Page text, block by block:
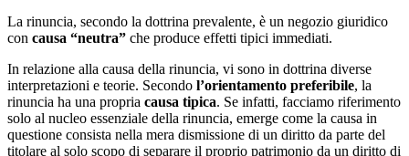
La rinuncia, secondo la dottrina prevalente, è un negozio giuridico
con causa “neutra” che produce effetti tipici immediati.
In relazione alla causa della rinuncia, vi sono in dottrina diverse
interpretazioni e teorie. Secondo l’orientamento preferibile, la
rinuncia ha una propria causa tipica. Se infatti, facciamo riferimento
solo al nucleo essenziale della rinuncia, emerge come la causa in
questione consista nella mera dismissione di un diritto da parte del
titolare al solo scopo di separare il proprio patrimonio da un diritto di